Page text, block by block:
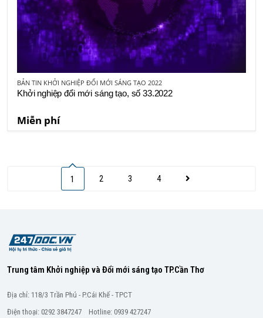
BẢN TIN KHỞI NGHIỆP ĐỔI MỚI SÁNG TẠO 2022
Khởi nghiệp đổi mới sáng tạo, số 33.2022
Miễn phí
1 2 3 4
Trung tâm Khởi nghiệp và Đổi mới sáng tạo TP.Cần Thơ
Địa chỉ: 118/3 Trần Phú - P.Cái Khế - TPCT
Điện thoại: 0292 3847247 Hotline: 0939 427247